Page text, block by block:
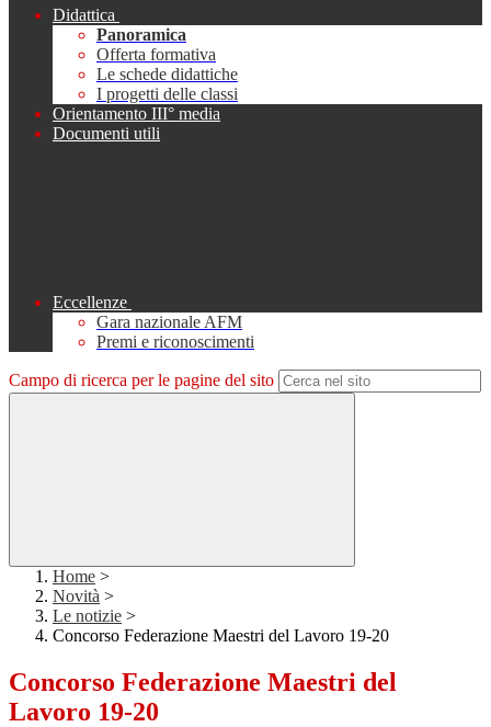
Didattica
Panoramica
Offerta formativa
Le schede didattiche
I progetti delle classi
Orientamento III° media
Documenti utili
Eccellenze
Gara nazionale AFM
Premi e riconoscimenti
Campo di ricerca per le pagine del sito
Home >
Novità >
Le notizie >
Concorso Federazione Maestri del Lavoro 19-20
Concorso Federazione Maestri del
Lavoro 19-20